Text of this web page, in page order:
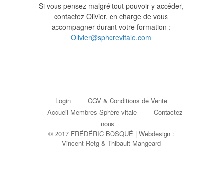
Si vous pensez malgré tout pouvoir y accéder,
contactez Olivier, en charge de vous
accompagner durant votre formation :
Olivier@spherevitale.com
Login
CGV & Conditions de Vente
Accueil Membres Sphère vitale
Contactez
nous
© 2017 FRÉDÉRIC BOSQUÉ | Webdesign :
Vincent Retg& Thibault Mangeard